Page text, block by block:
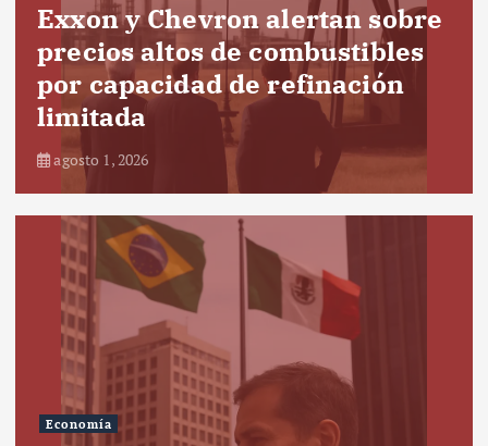
Exxon y Chevron alertan sobre
precios altos de combustibles
por capacidad de refinación
limitada
agosto 1, 2026
Economía